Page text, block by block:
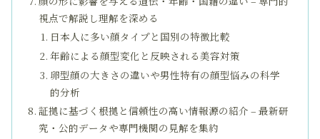
視点で解説し理解を深める
日本人に多い顔タイプと国別の特徴比較
年齢による顔型変化と反映される美容対策
卵型顔の大きさの違いや男性特有の顔型悩みの科学
的分析
証拠に基づく根拠と信頼性の高い情報源の紹介 – 最新研
究・公的データや専門機関の見解を集約